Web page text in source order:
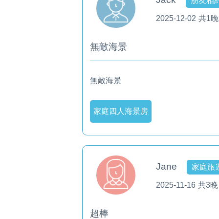
2025-12-02 共1晚
無敵海景
無敵海景
家庭四人海景房
Jane 家庭旅
2025-11-16 共3晚
超棒